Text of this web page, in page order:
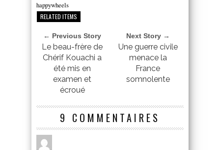
happywheels
RELATED ITEMS
← Previous Story
Le beau-frère de
Chérif Kouachi a
été mis en
examen et
écroué
Next Story →
Une guerre civile
menace la
France
somnolente
9 COMMENTAIRES